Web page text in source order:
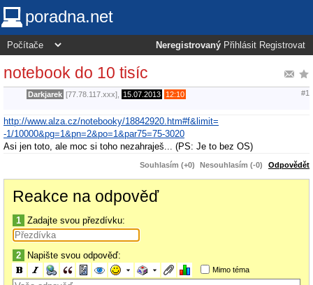
poradna.net
Neregistrovaný Přihlásit Registrovat
notebook do 10 tisíc
Darkjarek [77.78.117.xxx], 15.07.2013 12:10 #1
http://www.alza.cz/notebooky/18842920.htm#f&limit=
-1/10000&pg=1&pn=2&po=1&par75=75-3020
Asi jen toto, ale moc si toho nezahraješ... (PS: Je to bez OS)
Souhlasím (+0) Nesouhlasím (-0) Odpovědět
Reakce na odpověď
1 Zadajte svou přezdívku:
2 Napište svou odpověď:
Mimo téma